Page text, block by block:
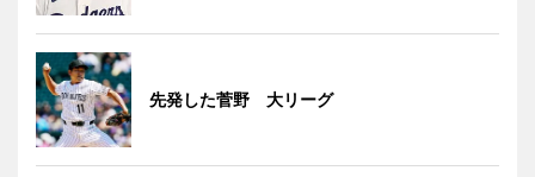
先発した菅野 大リーグ